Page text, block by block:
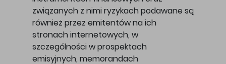
związanych z nimi ryzykach podawane są
również przez emitentów na ich
stronach internetowych, w
szczególności w prospektach
emisyjnych, memorandach